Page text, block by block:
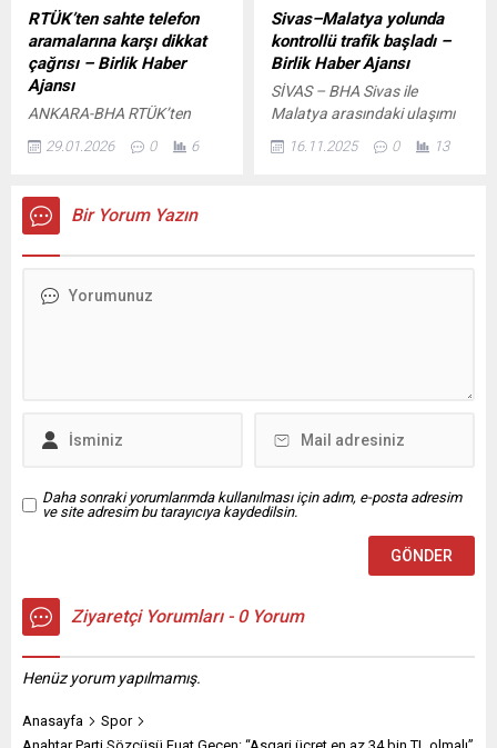
kayıtlara geçti. Yeni
düzenlemenin yürürlüğe
girmesiyle, 13...
değerlendirmede, konaklama
tesislerinin Kimlik Bildirme
Kanunu ve ilgili yönetmelikler
gereğince misafirlerin kimlik
bilgilerinin sisteme
kaydedilmesinin yasal bir
yükümlülük olduğu, ancak
RTÜK’ten sahte telefon
aramalarına karşı dikkat
çağrısı – Birlik Haber
Ajansı
ANKARA-BHA RTÜK’ten
günlerde bazı radyo ve
RTÜK Başkanı Mehmet
Daniş’in adı kullanılarak
aramalarda “yardım”, “bağış”
Görüntüle “Asla itibar
29.01.2026 0 6
Sivas–Malatya yolunda
kontrollü trafik başladı –
Birlik Haber Ajansı
SİVAS – BHA Sivas ile
Malatya arasındaki ulaşımı
kara yolu, kar ve tipi
16.11.2025 0 13
Bir Yorum Yazın
Daha sonraki yorumlarımda kullanılması için adım, e-posta adresim
ve site adresim bu tarayıcıya kaydedilsin.
Ziyaretçi Yorumları - 0 Yorum
Henüz yorum yapılmamış.
Anasayfa
Spor